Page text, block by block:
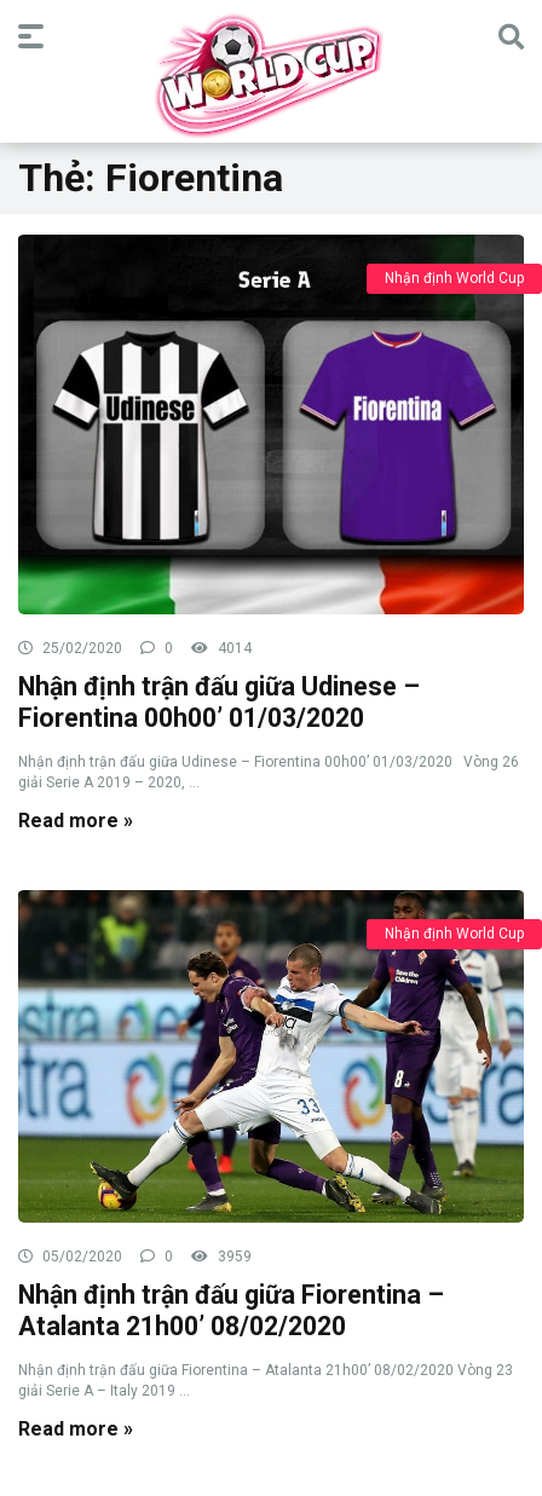
Thẻ: Fiorentina
Nhận định World Cup
25/02/2020 0 4014
Nhận định trận đấu giữa Udinese –
Fiorentina 00h00’ 01/03/2020
Nhận định trận đấu giữa Udinese – Fiorentina 00h00’ 01/03/2020 Vòng 26
giải Serie A 2019 – 2020, ...
Read more »
Nhận định World Cup
05/02/2020 0 3959
Nhận định trận đấu giữa Fiorentina –
Atalanta 21h00’ 08/02/2020
Nhận định trận đấu giữa Fiorentina – Atalanta 21h00’ 08/02/2020 Vòng 23
giải Serie A – Italy 2019 ...
Read more »